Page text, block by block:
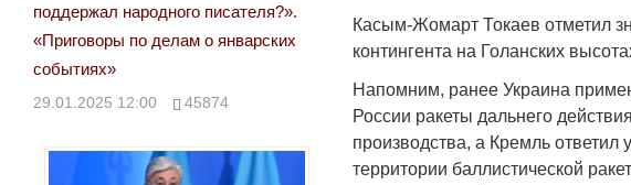
Касым-Жомарт Токаев отметил
контингента на Голанских
Напомним, ранее Украина
России ракеты дальнего
производства, а Кремль ответил
территории баллистической
поддержал народного писателя?».
«Приговоры по делам о январских
событиях»
29.01.2025 12:00 45874